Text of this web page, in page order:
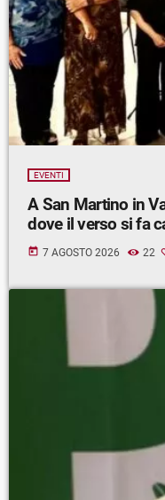
EVENTI
A San Martino in
dove il verso si fa
today 7 AGOSTO 2026 22